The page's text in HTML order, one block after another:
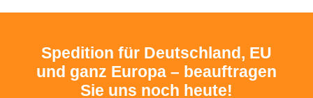
Spedition für Deutschland, EU
und ganz Europa – beauftragen
Sie uns noch heute!